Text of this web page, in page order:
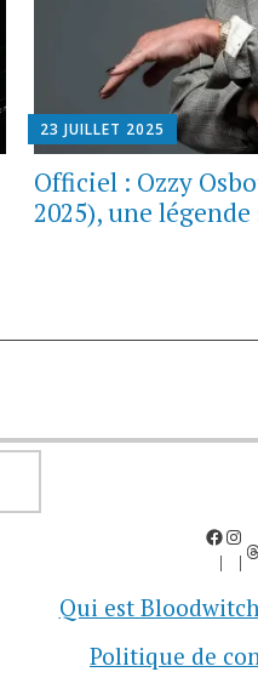
23 JUILLET 2025
Officiel : Ozzy
2025), une légende
Qui est
Politique de